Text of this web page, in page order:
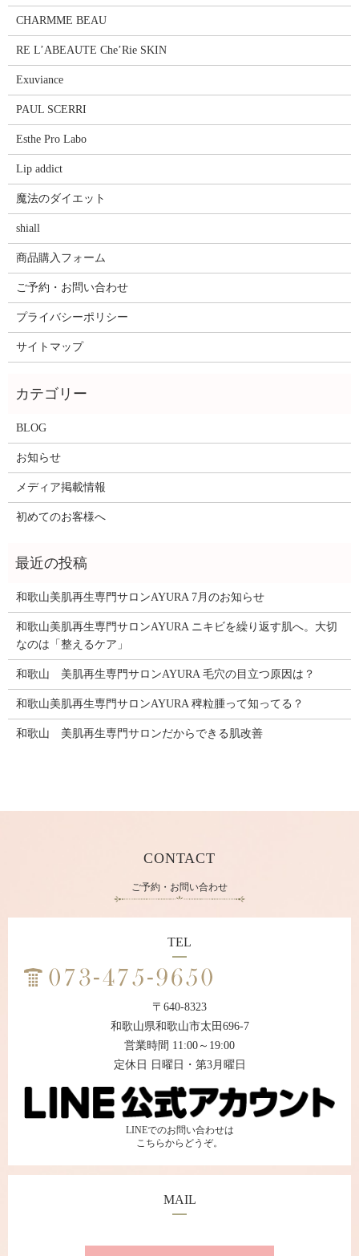
CHARMME BEAU
RE L’ABEAUTE Che’Rie SKIN
Exuviance
PAUL SCERRI
Esthe Pro Labo
Lip addict
魔法のダイエット
shiall
商品購入フォーム
ご予約・お問い合わせ
プライバシーポリシー
サイトマップ
BLOG
お知らせ
メディア掲載情報
初めてのお客様へ
和歌山美肌再生専門サロンAYURA 7月のお知らせ
和歌山美肌再生専門サロンAYURA ニキビを繰り返す肌へ。大切
なのは「整えるケア」
和歌山 美肌再生専門サロンAYURA 毛穴の目立つ原因は？
和歌山美肌再生専門サロンAYURA 稗粒腫って知ってる？
和歌山 美肌再生専門サロンだからできる肌改善
CONTACT
ご予約・お問い合わせ
TEL
〒640-8323
和歌山県和歌山市太田696-7
営業時間 11:00～19:00
定休日 日曜日・第3月曜日
LINEでのお問い合わせは
こちらからどうぞ。
MAIL